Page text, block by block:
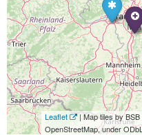
Leaflet
| Map tiles by
OpenStreetMap, under